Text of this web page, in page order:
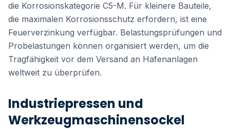
die Korrosionskategorie C5-M. Für kleinere Bauteile,
die maximalen Korrosionsschutz erfordern, ist eine
Feuerverzinkung verfügbar. Belastungsprüfungen und
Probelastungen können organisiert werden, um die
Tragfähigkeit vor dem Versand an Hafenanlagen
weltweit zu überprüfen.
Industriepressen und
Werkzeugmaschinensockel